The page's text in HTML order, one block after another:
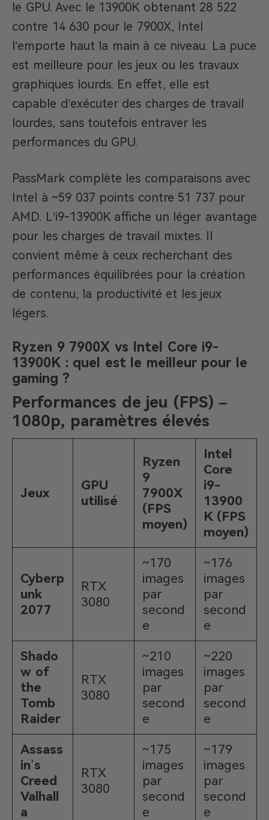
le GPU. Avec le 13900K obtenant 28 522
contre 14 630 pour le 7900X, Intel
l’emporte haut la main à ce niveau. La puce
est meilleure pour les jeux ou les travaux
graphiques lourds. En effet, elle est
capable d’exécuter des charges de travail
lourdes, sans toutefois entraver les
performances du GPU.
PassMark complète les comparaisons avec
Intel à ~59 037 points contre 51 737 pour
AMD. L’i9-13900K affiche un léger avantage
pour les charges de travail mixtes. Il
convient même à ceux recherchant des
performances équilibrées pour la création
de contenu, la productivité et les jeux
légers.
Ryzen 9 7900X vs Intel Core i9-
13900K : quel est le meilleur pour le
gaming ?
Performances de jeu (FPS) –
1080p, paramètres élevés
Jeux
GPU
utilisé
Ryzen
9
7900X
(FPS
moyen)
Intel
Core
i9-
13900
K (FPS
moyen)
Cyberp
unk
2077
RTX
3080
~170
images
par
second
e
~176
images
par
second
e
Shado
w of
the
Tomb
Raider
RTX
3080
~210
images
par
second
e
~220
images
par
second
e
Assass
in’s
Creed
Valhall
a
RTX
3080
~175
images
par
second
e
~179
images
par
second
e